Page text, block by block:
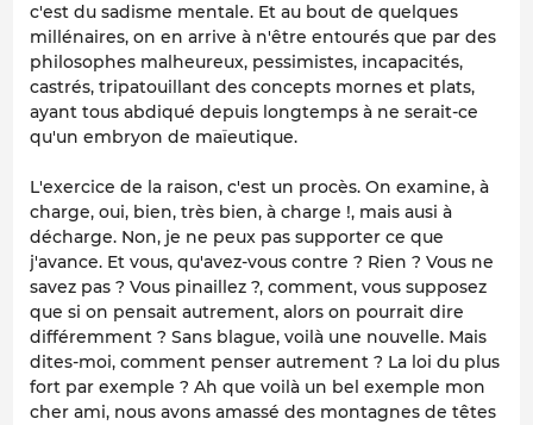
c'est du sadisme mentale. Et au bout de quelques
millénaires, on en arrive à n'être entourés que par des
philosophes malheureux, pessimistes, incapacités,
castrés, tripatouillant des concepts mornes et plats,
ayant tous abdiqué depuis longtemps à ne serait-ce
qu'un embryon de maïeutique.
L'exercice de la raison, c'est un procès. On examine, à
charge, oui, bien, très bien, à charge !, mais ausi à
décharge. Non, je ne peux pas supporter ce que
j'avance. Et vous, qu'avez-vous contre ? Rien ? Vous ne
savez pas ? Vous pinaillez ?, comment, vous supposez
que si on pensait autrement, alors on pourrait dire
différemment ? Sans blague, voilà une nouvelle. Mais
dites-moi, comment penser autrement ? La loi du plus
fort par exemple ? Ah que voilà un bel exemple mon
cher ami, nous avons amassé des montagnes de têtes